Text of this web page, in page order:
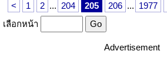
< 1 2 ... 204 205 206 ... 1977
เลือกหน้า
Advertisement